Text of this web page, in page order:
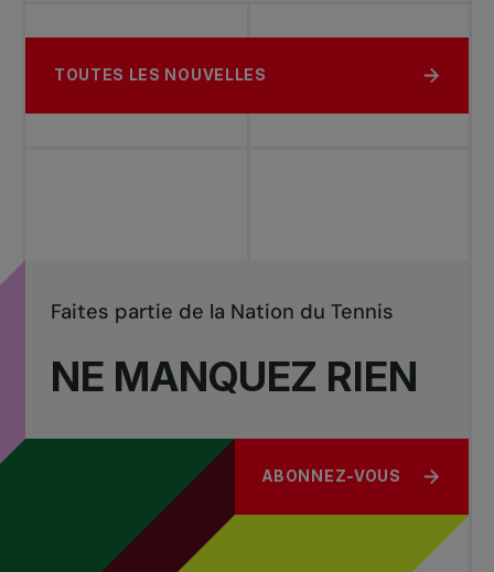
TOUTES LES NOUVELLES
NE MANQUEZ RIEN
Faites partie de la Nation du Tennis
ABONNEZ-VOUS